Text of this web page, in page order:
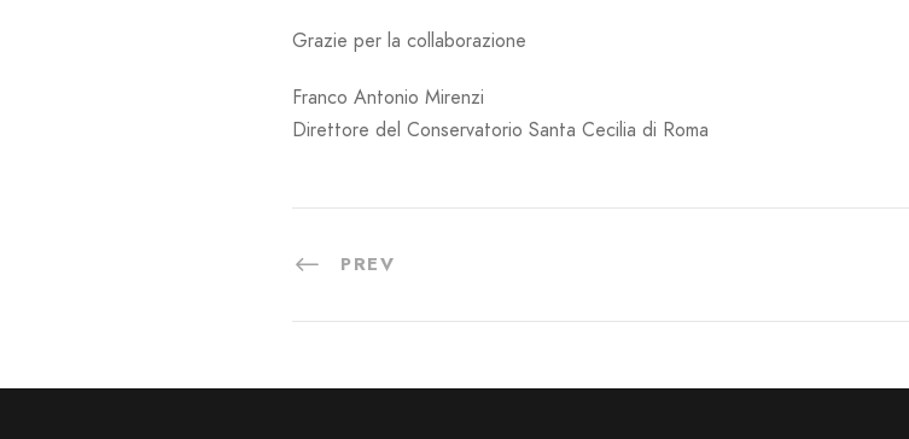
Grazie per la collaborazione
Franco Antonio Mirenzi
Direttore del Conservatorio Santa Cecilia di Roma
PREV